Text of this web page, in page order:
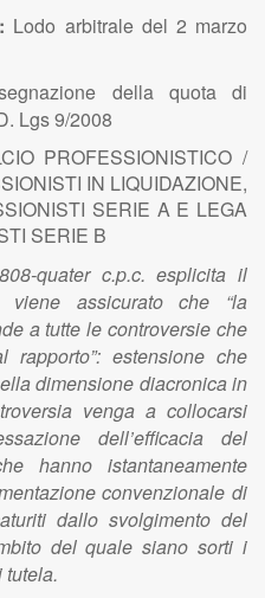
Lodo arbitrale del 2 marzo
della quota di
Lgs 9/2008
PROFESSIONISTICO /
IN LIQUIDAZIONE,
SERIE A E LEGA
SERIE B
quater c.p.c. esplicita il
assicurato che “la
a tutte le controversie che
estensione che
dimensione diacronica in
venga a collocarsi
dell’efficacia del
hanno istantaneamente
convenzionale di
dallo svolgimento del
del quale siano sorti i
tutela.